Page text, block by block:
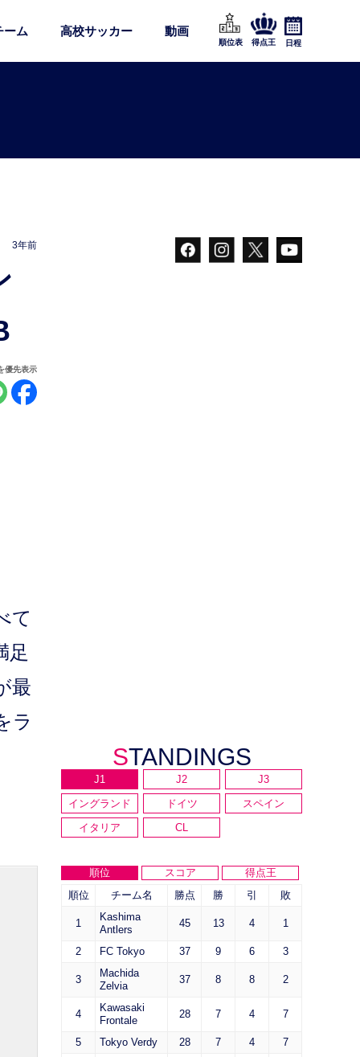
ーム 高校サッカー 動画
順位表 得点王 日程
3年前
優先表示
て
足
最
ラ
STANDINGS
J1 J2
J3
イングランド
ドイツ
スペイン
イタリア
CL
順位 スコア
得点王
順位
チーム名 勝点 勝 引 敗
1
Kashima
Antlers
45 13 4 1
2 FC Tokyo 37 9 6 3
3
Machida
Zelvia
37 8 8 2
4
Kawasaki
Frontale
28 7 4 7
5 Tokyo Verdy 28 7 4 7